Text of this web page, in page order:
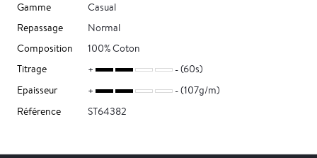
Gamme
Casual
Repassage
Normal
Composition
100% Coton
Titrage
(60s)
Epaisseur
(107g/m)
Référence
ST64382